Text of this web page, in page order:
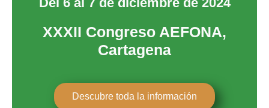
XXXII Congreso AEFONA,
Cartagena
Descubre toda la información